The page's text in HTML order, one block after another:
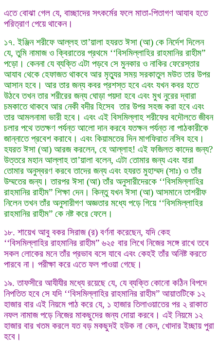
এতে বোঝা গেল যে, বাচ্ছাদের সৎকর্মের ফলে মাতা-পিতাগণ আযাব হতে
পরিত্রাণ পেয়ে থাকেন।
১৭. ইঞ্জিন শরীফে আল্লহ তা’য়ালা হযরত ঈসা (আ) কে নির্দেশ দিলেন
যে, তুমি নামাজ ও ক্বিরাতের প্রথমে ‘‘বিসমিল্লাহির রাহমানির রাহীম”
পড়ো। কেননা যে ব্যক্তি এটা পড়বে সে মুনকার ও নাকির ফেরেস্তার
আযাব থেকে হেফাজত থাকবে আর মৃত্যুর সময় সরকাতুল মউত তার উপর
আসান হবে। আর তার জন্য কবর প্রশস্ত হবে এবং যখন কবর হতে
উঠবে তখন তার শরীরের জন্য ঘোড়া পয়দা হবে এবং মুখ নুরের দ্বারা
চমকাতে থাকবে আর নেকী বদীর হিসেব তার উপর সহজ করা হবে এবং
তার আমলনামা ভারী হবে। এবং এই বিসমিল্লাহ শরীফের বদৌলতে জীবন
চলার পথে ততক্ষণ পর্যন্ত আলো দান করবে যতক্ষন পর্যন্ত না পাঠকারীকে
জান্নাতে প্রবেশ করাবে। এবং কিয়ামতের দিন মাগফিরাত নসিব হবে।
হযরত ঈসা (আ) আরজ করলেন, হে আল্লাহ! এই ফজিলত কাদের জন্য?
উত্তরে মহান আল্লাহ তা’য়ালা বলেন, এটা তোমার জন্য এবং যারা
তোমার অনুস্বরণ করবে তাদের জন্য এবং হযরত মুহাম্মদ (সাঃ) ও তাঁর
উম্মতের জন্য। তারপর ঈসা (আ) তাঁর অনুসারীদেরকে ‘‘বিসমিল্লাহির
রাহমানির রাহীম” শিক্ষা দেন। কিন্তু যখন ঈসা (আ) আসমানে তাশরীফ
নিলেন তখন তাঁর অনুসারীগণ অজ্ঞতার মধ্যে পড়ে গিয়ে ‘‘বিসমিল্লাহির
রাহমানির রাহীম” কে নষ্ট করে ফেলে।
১৮. শায়েখ আবু বকর সিরাজ (র) বর্ণনা করেছেন, যদি কেহ
‘‘বিসমিল্লাহির রাহমানির রাহীম” ৬২৫ বার লিখে নিজের সঙ্গে রাখে তবে
সকল লোকের মনে তাঁর প্রভাব বসে যাবে এবং কেহই তাঁর অনিষ্ট করতে
পারবে না। পরীক্ষা করে এতে ফল পাওয়া গেছে।
১৯. তাফসীরে আযীযীর মধ্যে রয়েছে যে, যে ব্যক্তি কোনো কঠিন বিপদে
নিপতিত হবে সে যদি ‘‘বিসমিল্লাহির রাহমানির রাহীম” আয়াতটিকে ১২
হাজার বার এই নিয়মে পাঠ করে যে, ১ হাজার তিলাওয়াতের পর ২ রাকাত
নফল নামাজ পড়ে নিজের মাকছুদের জন্য দোয়া করবে। এই নিয়মে ১২
হাজার বার খতম করলে যত বড় মকছুদই হউক না কেন, খোদার ইচ্ছায় পুরা
হবে।